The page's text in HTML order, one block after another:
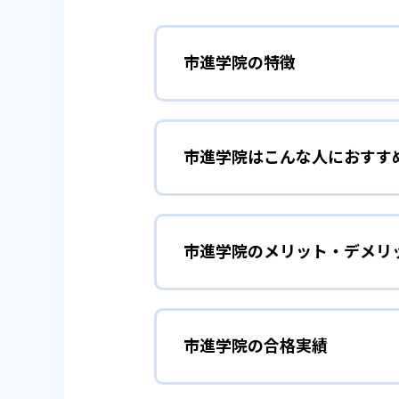
市進学院の特徴
01 めんどうみ
市進学院では、成績アップと志
は、担当講師が一緒に学習計画
での質問だけでなく、日々のち
02 市進オリジ
市進学院の講師は発問を繰り返
ラス全体で共有し、学び合う授業
また、カリキュラムは学習内容
市進学院はこんな人におすす
市進学院のめんどうみ合格主義
数のため、講師が生徒一人ひ
らない問題は質問することがで
中学生 定期テスト対策
市進学院は学校の教科書に対応
市進学院のメリット・デメリ
市進学院の最大のメリットは、
理、課題改善フォロー体制な
系講師の2名が担任を受け持ち
市進学院の合格実績